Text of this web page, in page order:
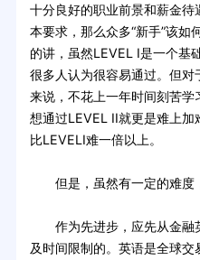
十分良好的职业前景和薪金
本要求，那么众多“新手”该如
的讲，虽然LEVEL I是一个基
很多人认为很容易通过。但对
来说，不花上一年时间刻苦
想通过LEVEL II就更是难上
比LEVELI难一倍以上。
但是，虽然有一定的难度
作为先进步，应先从金融
及时间限制的。英语是全球